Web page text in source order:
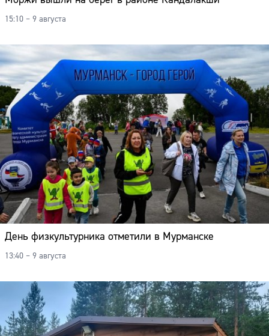
15:10 – 9 августа
День физкультурника отметили в Мурманске
13:40 – 9 августа